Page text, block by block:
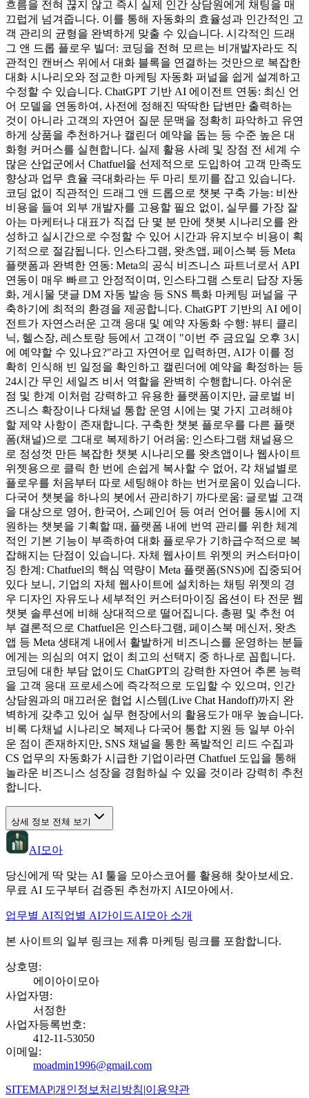
흐름을 전혀 끊지 않고 즉시 실제 인간 상담원에게 채팅을 매
끄럽게 넘겨줍니다. 이를 통해 자동화의 효율성과 인간적인 고
객 관리의 균형을 완벽하게 맞출 수 있습니다. 시각적인 드래
그 앤 드롭 플로우 빌더: 코딩을 전혀 모르는 비개발자라도 직
관적인 캔버스 위에서 대화 블록을 연결하는 것만으로 복잡한
대화 시나리오와 정교한 마케팅 자동화 퍼널을 쉽게 설계하고
수정할 수 있습니다. ChatGPT 기반 AI 에이전트 연동: 최신 언
어 모델을 연동하여, 사전에 정해진 딱딱한 답변만 출력하는
것이 아니라 고객의 자연어 질문 문맥을 정확히 파악하고 유연
하게 상품을 추천하거나 캘린더 예약을 돕는 등 수준 높은 대
화형 커머스를 실현합니다. 실제 활용 사례 및 장점 전 세계 수
많은 산업군에서 Chatfuel을 선제적으로 도입하여 고객 만족도
향상과 업무 효율 극대화라는 두 마리 토끼를 잡고 있습니다.
코딩 없이 직관적인 드래그 앤 드롭으로 챗봇 구축 가능: 비싼
비용을 들여 외부 개발자를 고용할 필요 없이, 실무를 가장 잘
아는 마케터나 대표가 직접 단 몇 분 만에 챗봇 시나리오를 완
성하고 실시간으로 수정할 수 있어 시간과 유지보수 비용이 획
기적으로 절감됩니다. 인스타그램, 왓츠앱, 페이스북 등 Meta
플랫폼과 완벽한 연동: Meta의 공식 비즈니스 파트너로서 API
연동이 매우 빠르고 안정적이며, 인스타그램 스토리 답장 자동
화, 게시물 댓글 DM 자동 발송 등 SNS 특화 마케팅 퍼널을 구
축하기에 최적의 환경을 제공합니다. ChatGPT 기반의 AI 에이
전트가 자연스러운 고객 응대 및 예약 자동화 수행: 뷰티 클리
닉, 헬스장, 레스토랑 등에서 고객이 "이번 주 금요일 오후 3시
에 예약할 수 있나요?"라고 자연어로 입력하면, AI가 이를 정
확히 인식해 빈 일정을 확인하고 캘린더에 예약을 확정하는 등
24시간 무인 세일즈 비서 역할을 완벽히 수행합니다. 아쉬운
점 및 한계 이처럼 강력하고 유용한 플랫폼이지만, 글로벌 비
즈니스 확장이나 다채널 통합 운영 시에는 몇 가지 고려해야
할 제약 사항이 존재합니다. 구축한 챗봇 플로우를 다른 플랫
폼(채널)으로 그대로 복제하기 어려움: 인스타그램 채널용으
로 정성껏 만든 복잡한 챗봇 시나리오를 왓츠앱이나 웹사이트
위젯용으로 클릭 한 번에 손쉽게 복사할 수 없어, 각 채널별로
플로우를 처음부터 따로 세팅해야 하는 번거로움이 있습니다.
다국어 챗봇을 하나의 봇에서 관리하기 까다로움: 글로벌 고객
을 대상으로 영어, 한국어, 스페인어 등 여러 언어를 동시에 지
원하는 챗봇을 기획할 때, 플랫폼 내에 번역 관리를 위한 체계
적인 기본 기능이 부족하여 대화 플로우가 기하급수적으로 복
잡해지는 단점이 있습니다. 자체 웹사이트 위젯의 커스터마이
징 한계: Chatfuel의 핵심 역량이 Meta 플랫폼(SNS)에 집중되어
있다 보니, 기업의 자체 웹사이트에 설치하는 채팅 위젯의 경
우 디자인 자유도나 세부적인 커스터마이징 옵션이 타 전문 웹
챗봇 솔루션에 비해 상대적으로 떨어집니다. 총평 및 추천 여
부 결론적으로 Chatfuel은 인스타그램, 페이스북 메신저, 왓츠
앱 등 Meta 생태계 내에서 활발하게 비즈니스를 운영하는 분들
에게는 의심의 여지 없이 최고의 선택지 중 하나로 꼽힙니다.
코딩에 대한 부담 없이도 ChatGPT의 강력한 자연어 추론 능력
을 고객 응대 프로세스에 즉각적으로 도입할 수 있으며, 인간
상담원과의 매끄러운 협업 시스템(Live Chat Handoff)까지 완
벽하게 갖추고 있어 실무 현장에서의 활용도가 매우 높습니다.
비록 다채널 시나리오 복제나 다국어 통합 지원 등 일부 아쉬
운 점이 존재하지만, SNS 채널을 통한 폭발적인 리드 수집과
CS 업무의 자동화가 시급한 기업이라면 Chatfuel 도입을 통해
놀라운 비즈니스 성장을 경험하실 수 있을 것이라 강력히 추천
합니다.
상세 정보 전체 보기
AI모아
당신에게 딱 맞는 AI 툴을 모아스코어를 활용해 찾아보세요.
무료 AI 도구부터 검증된 추천까지 AI모아에서.
업무별 AI직업별 AI가이드AI모아 소개
본 사이트의 일부 링크는 제휴 마케팅 링크를 포함합니다.
상호명:
에이아이모아
사업자명:
서정한
사업자등록번호:
412-11-53050
이메일:
moadmin1996@gmail.com
SITEMAP|개인정보처리방침|이용약관